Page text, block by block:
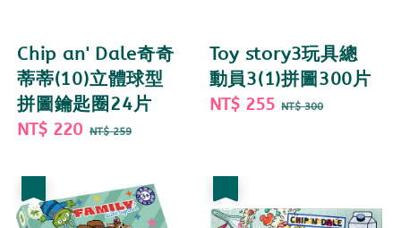
Chip an' Dale奇奇
蒂蒂(10)立體球型
拼圖鑰匙圈24片
Sale
NT$ 220 Regular
NT$ 259
Toy story3玩具總
動員3(1)拼圖300片
Sale
NT$ 255 Regular
NT$ 300